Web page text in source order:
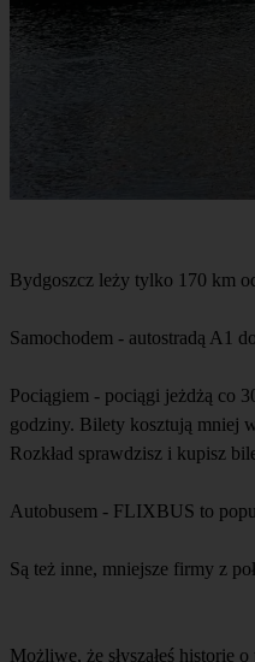
Bydgoszcz leży tylko 170 km
Samochodem - autostradą A1
Pociągiem - pociągi jeżdżą co
godziny. Bilety kosztują mniej
Rozkład sprawdzisz i kupisz
Autobusem - FLIXBUS to
Są też inne, mniejsze firmy z
Możliwe, że słyszałeś historie